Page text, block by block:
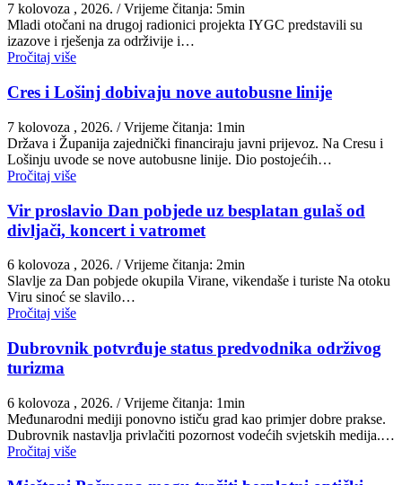
7 kolovoza , 2026. / Vrijeme čitanja: 5min
Mladi otočani na drugoj radionici projekta IYGC predstavili su
izazove i rješenja za održivije i…
Pročitaj više
Cres i Lošinj dobivaju nove autobusne linije
7 kolovoza , 2026. / Vrijeme čitanja: 1min
Država i Županija zajednički financiraju javni prijevoz. Na Cresu i
Lošinju uvode se nove autobusne linije. Dio postojećih…
Pročitaj više
Vir proslavio Dan pobjede uz besplatan gulaš od
divljači, koncert i vatromet
6 kolovoza , 2026. / Vrijeme čitanja: 2min
Slavlje za Dan pobjede okupila Virane, vikendaše i turiste Na otoku
Viru sinoć se slavilo…
Pročitaj više
Dubrovnik potvrđuje status predvodnika održivog
turizma
6 kolovoza , 2026. / Vrijeme čitanja: 1min
Međunarodni mediji ponovno ističu grad kao primjer dobre prakse.
Dubrovnik nastavlja privlačiti pozornost vodećih svjetskih medija.…
Pročitaj više